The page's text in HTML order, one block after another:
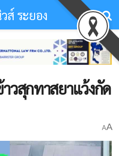
ส์ ระยอง
าวสุกทาสยาแว้งกัด
AA